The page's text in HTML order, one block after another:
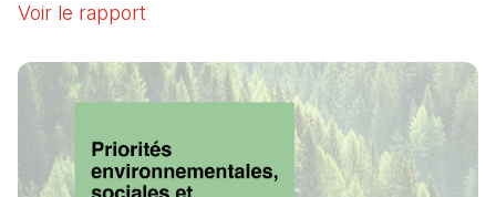
Voir le rapport